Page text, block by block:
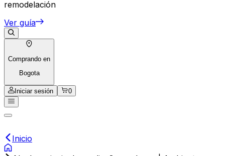
remodelación
Ver guía
Comprando en
Bogota
Iniciar sesión 0
Inicio